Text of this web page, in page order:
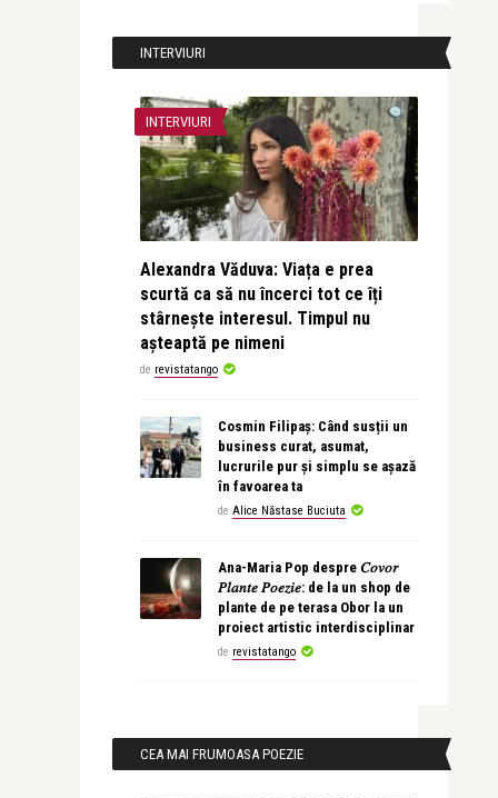
INTERVIURI
INTERVIURI
Alexandra Văduva: Viața e prea
scurtă ca să nu încerci tot ce îți
stârnește interesul. Timpul nu
așteaptă pe nimeni
de revistatango
Cosmin Filipaș: Când susții un
business curat, asumat,
lucrurile pur și simplu se așază
în favoarea ta
de Alice Năstase Buciuta
Ana-Maria Pop despre 𝐶𝑜𝑣𝑜𝑟
𝑃𝑙𝑎𝑛𝑡𝑒 𝑃𝑜𝑒𝑧𝑖𝑒: de la un shop de
plante de pe terasa Obor la un
proiect artistic interdisciplinar
de revistatango
CEA MAI FRUMOASA POEZIE